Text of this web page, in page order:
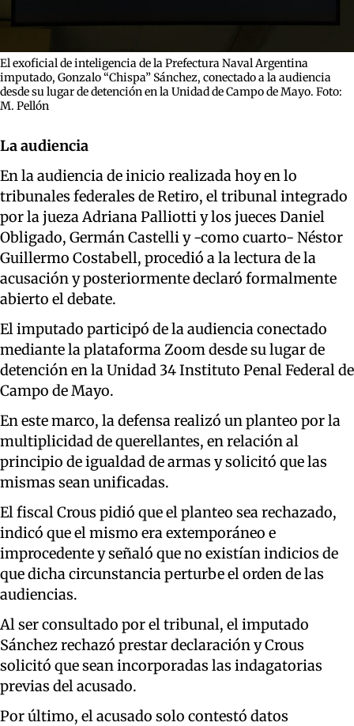
El exoficial de inteligencia de la Prefectura Naval Argentina
imputado, Gonzalo “Chispa” Sánchez, conectado a la audiencia
desde su lugar de detención en la Unidad de Campo de Mayo. Foto:
M. Pellón
La audiencia
En la audiencia de inicio realizada hoy en lo
tribunales federales de Retiro, el tribunal integrado
por la jueza Adriana Palliotti y los jueces Daniel
Obligado, Germán Castelli y -como cuarto- Néstor
Guillermo Costabell, procedió a la lectura de la
acusación y posteriormente declaró formalmente
abierto el debate.
El imputado participó de la audiencia conectado
mediante la plataforma Zoom desde su lugar de
detención en la Unidad 34 Instituto Penal Federal de
Campo de Mayo.
En este marco, la defensa realizó un planteo por la
multiplicidad de querellantes, en relación al
principio de igualdad de armas y solicitó que las
mismas sean unificadas.
El fiscal Crous pidió que el planteo sea rechazado,
indicó que el mismo era extemporáneo e
improcedente y señaló que no existían indicios de
que dicha circunstancia perturbe el orden de las
audiencias.
Al ser consultado por el tribunal, el imputado
Sánchez rechazó prestar declaración y Crous
solicitó que sean incorporadas las indagatorias
previas del acusado.
Por último, el acusado solo contestó datos